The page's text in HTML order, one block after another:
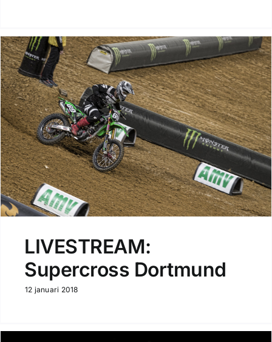
LIVESTREAM:
Supercross Dortmund
12 januari 2018